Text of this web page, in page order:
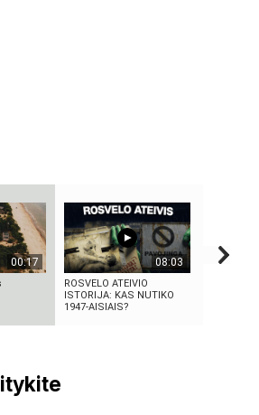
00:17 08:03
ROSVELO ATEIVIO
ISTORIJA: KAS NUTIKO
1947-AISIAIS?